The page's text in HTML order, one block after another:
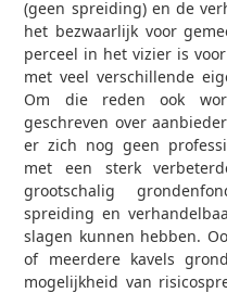
(geen spreiding) en de
het bezwaarlijk voor
perceel in het vizier is
met veel verschillende
Om die reden ook
geschreven over
er zich nog geen
met een sterk
grootschalig
spreiding en
slagen kunnen hebben.
of meerdere kavels
mogelijkheid van